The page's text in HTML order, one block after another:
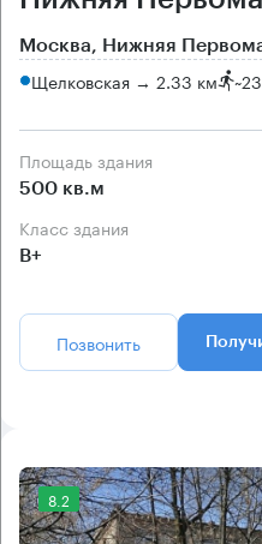
Москва, Нижняя
Щелковская → 2.33 км ~
Площадь здания
500 кв.м
Класс здания
B+
Позвонить
8.2